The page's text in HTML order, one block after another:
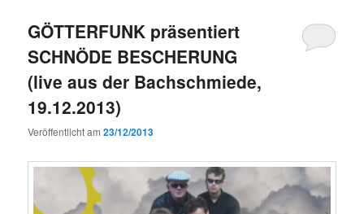
GÖTTERFUNK präsentiert
SCHNÖDE BESCHERUNG
(live aus der Bachschmiede,
19.12.2013)
Veröffentlicht am23/12/2013